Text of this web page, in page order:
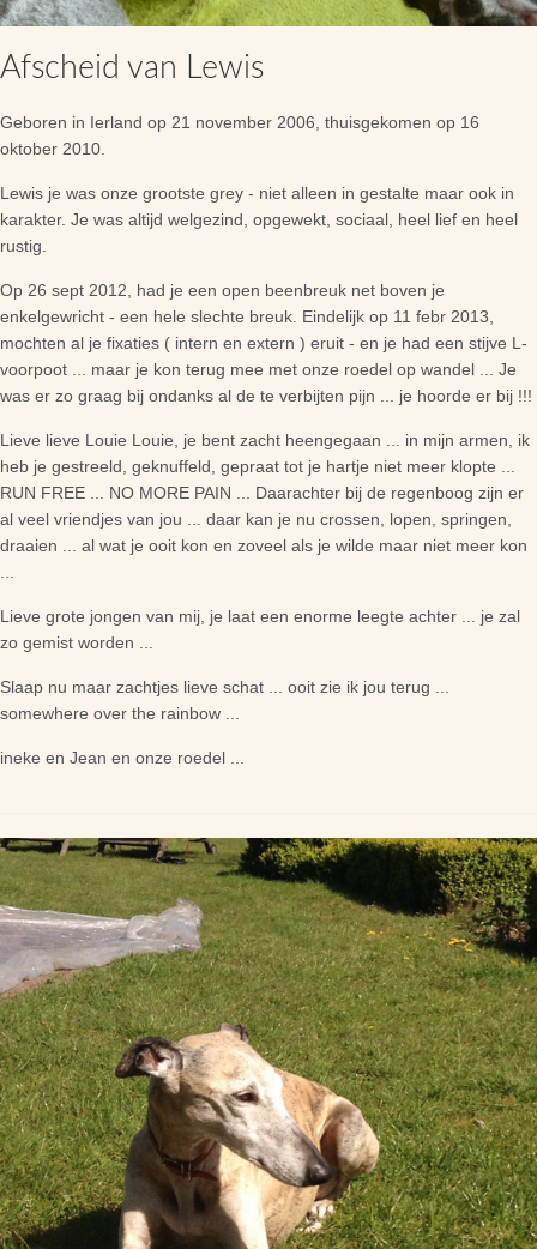
Afscheid van Lewis
Geboren in Ierland op 21 november 2006, thuisgekomen op 16
oktober 2010.
Lewis je was onze grootste grey - niet alleen in gestalte maar ook in
karakter. Je was altijd welgezind, opgewekt, sociaal, heel lief en heel
rustig.
Op 26 sept 2012, had je een open beenbreuk net boven je
enkelgewricht - een hele slechte breuk. Eindelijk op 11 febr 2013,
mochten al je fixaties ( intern en extern ) eruit - en je had een stijve L-
voorpoot ... maar je kon terug mee met onze roedel op wandel ... Je
was er zo graag bij ondanks al de te verbijten pijn ... je hoorde er bij !!!
Lieve lieve Louie Louie, je bent zacht heengegaan ... in mijn armen, ik
heb je gestreeld, geknuffeld, gepraat tot je hartje niet meer klopte ...
RUN FREE ... NO MORE PAIN ... Daarachter bij de regenboog zijn er
al veel vriendjes van jou ... daar kan je nu crossen, lopen, springen,
draaien ... al wat je ooit kon en zoveel als je wilde maar niet meer kon
...
Lieve grote jongen van mij, je laat een enorme leegte achter ... je zal
zo gemist worden ...
Slaap nu maar zachtjes lieve schat ... ooit zie ik jou terug ...
somewhere over the rainbow ...
ineke en Jean en onze roedel ...